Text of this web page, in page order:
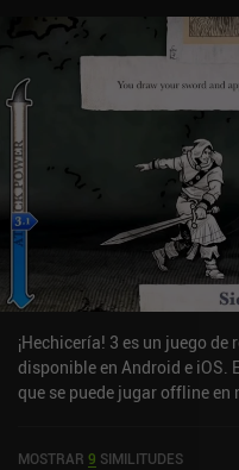
espada. También hay logros
más veces al juego, lo que
de la historia.El Gran Torneo
$ para eliminar los
pesar de los anuncios, pero
inmersión en la historia.
¡Hechicería! 3 es un juego
disponible en Android e iOS.
que se puede jugar offline en
MOSTRAR 9 SIMILITUDES